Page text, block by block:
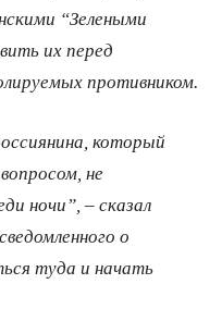
“Зелеными
их перед
противником.
который
не
ночи”, – сказал
о
туда и начать